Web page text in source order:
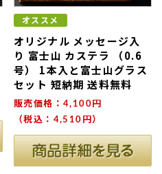
オススメ
オリジナル メッセージ入
り 富士山 カステラ （0.6
号） 1本入と富士山グラス
セット 短納期 送料無料
販売価格：4,100円
（税込：4,510円）